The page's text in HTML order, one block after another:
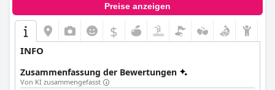
Preise anzeigen
$
INFO
Zusammenfassung der Bewertungen
Von KI zusammengefasst